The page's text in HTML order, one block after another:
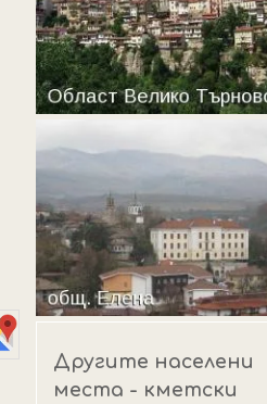
Другите населени
места - кметски